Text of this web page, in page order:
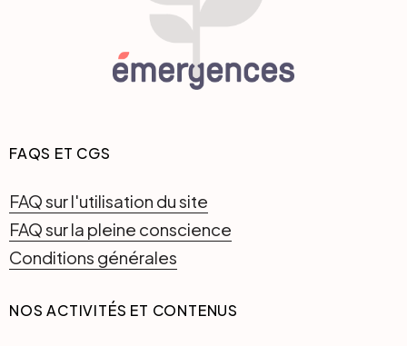
FAQS ET CGS
FAQ sur l'utilisation du site
FAQ sur la pleine conscience
Conditions générales
NOS ACTIVITÉS ET CONTENUS